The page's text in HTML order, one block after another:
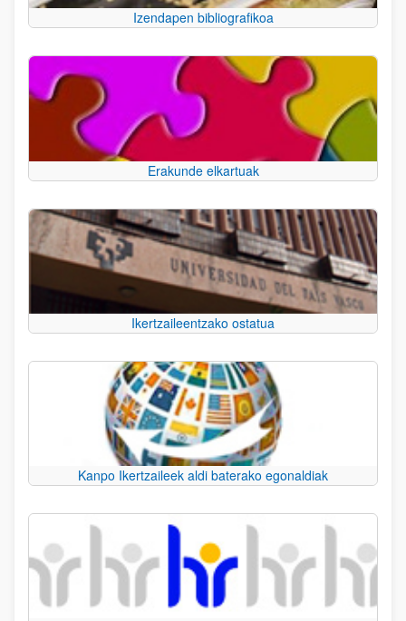
Izendapen bibliografikoa
Erakunde elkartuak
Ikertzaileentzako ostatua
Kanpo Ikertzaileek aldi baterako egonaldiak